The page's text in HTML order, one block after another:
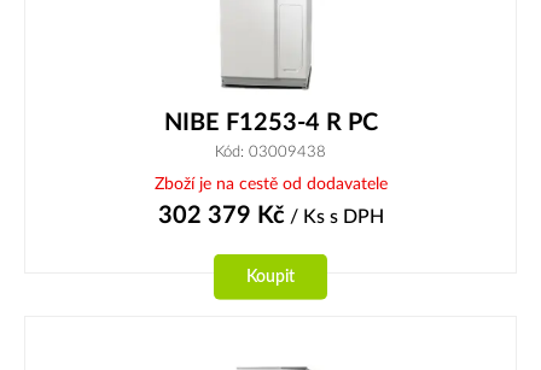
NIBE F1253-4 R PC
Kód: 03009438
Zboží je na cestě od dodavatele
302 379 Kč/ Ks s DPH
Koupit